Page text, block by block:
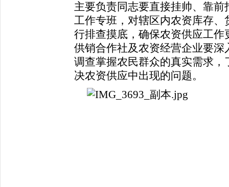
主要负责同志要直接挂帅、靠前
工作专班，对辖区内农资库存
行排查摸底，确保农资供应工
供销合作社及农资经营企业要
调查掌握农民群众的真实需求
决农资供应中出现的问题。